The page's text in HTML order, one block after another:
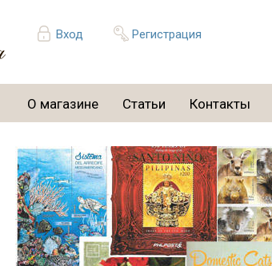
Вход Регистрация
О магазине Статьи Контакты